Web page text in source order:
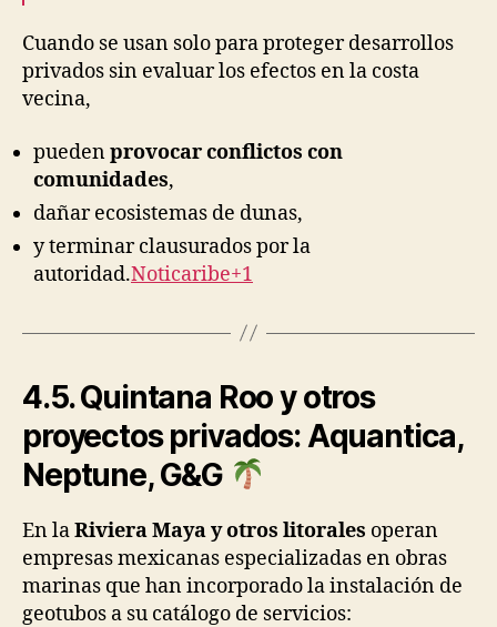
Cuando se usan solo para proteger desarrollos
privados sin evaluar los efectos en la costa
vecina,
puedenprovocar conflictos con
comunidades,
dañar ecosistemas de dunas,
y terminar clausurados por la
autoridad.Noticaribe+1
4.5. Quintana Roo y otros
proyectos privados: Aquantica,
Neptune, G&G
En laRiviera Maya y otros litorales operan
empresas mexicanas especializadas en obras
marinas que han incorporado la instalación de
geotubos a su catálogo de servicios: